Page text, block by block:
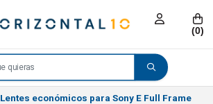
(0)
Lentes económicos para Sony E Full Frame